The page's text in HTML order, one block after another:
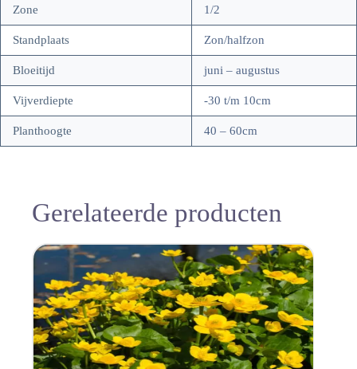
Zone 1/2
Standplaats Zon/halfzon
Bloeitijd juni – augustus
Vijverdiepte -30 t/m 10cm
Planthoogte 40 – 60cm
Gerelateerde producten